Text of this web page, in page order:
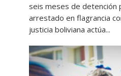
seis meses de detención
arrestado en flagrancia
justicia boliviana actúa...